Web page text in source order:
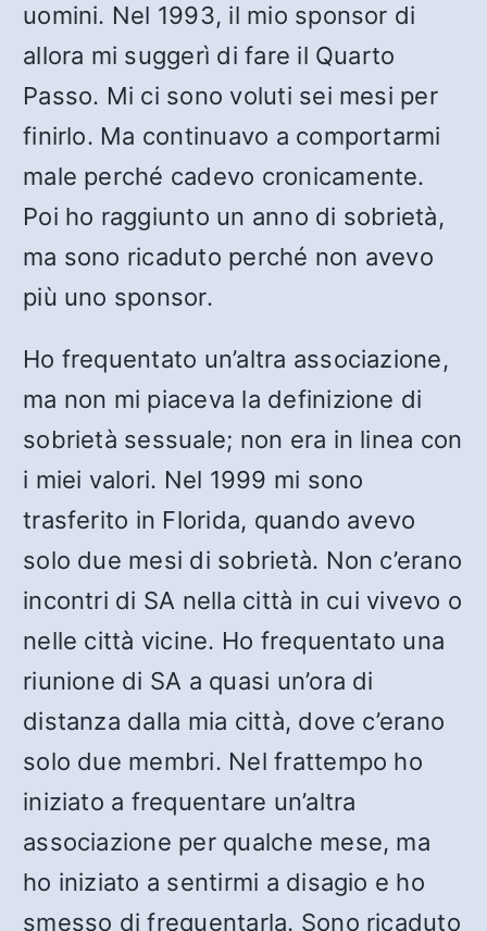
uomini. Nel 1993, il mio sponsor di
allora mi suggerì di fare il Quarto
Passo. Mi ci sono voluti sei mesi per
finirlo. Ma continuavo a comportarmi
male perché cadevo cronicamente.
Poi ho raggiunto un anno di sobrietà,
ma sono ricaduto perché non avevo
più uno sponsor.
Ho frequentato un’altra associazione,
ma non mi piaceva la definizione di
sobrietà sessuale; non era in linea con
i miei valori. Nel 1999 mi sono
trasferito in Florida, quando avevo
solo due mesi di sobrietà. Non c’erano
incontri di SA nella città in cui vivevo o
nelle città vicine. Ho frequentato una
riunione di SA a quasi un’ora di
distanza dalla mia città, dove c’erano
solo due membri. Nel frattempo ho
iniziato a frequentare un’altra
associazione per qualche mese, ma
ho iniziato a sentirmi a disagio e ho
smesso di frequentarla. Sono ricaduto